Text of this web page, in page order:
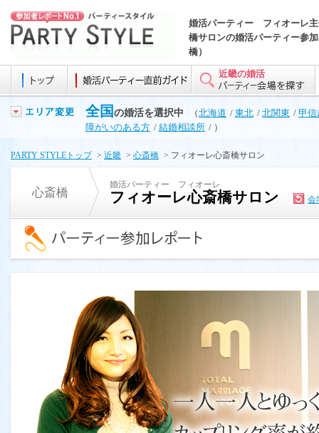
婚活パーティー フィオーレ
橋サロンの婚活パーティー参
橋）
近畿の婚活
全国 の婚活を選択中 （北海道 / 東北 / 北関東 / 甲信
障がいのある方 / 結婚相談所 / ）
PARTY STYLEトップ > 近畿 > 心斎橋 > フィオーレ心斎橋サロン
心斎橋
婚活パーティー フィオーレ
フィオーレ心斎橋サロン 会